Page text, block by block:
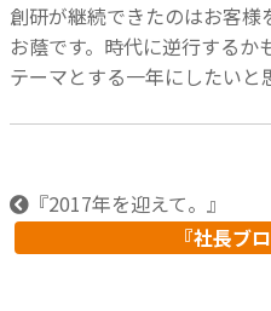
創研が継続できたのはお客
お蔭です。時代に逆行するか
テーマとする一年にしたいと
『2017年を迎えて。 』
『社長ブ